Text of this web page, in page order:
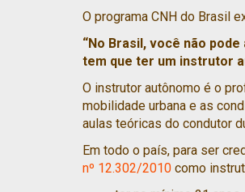
O programa CNH do Brasil
“No Brasil, você não
tem que ter um instrutor
O instrutor autônomo é o
mobilidade urbana e as
aulas teóricas do condutor
Em todo o país, para ser
nº 12.302/2010 como